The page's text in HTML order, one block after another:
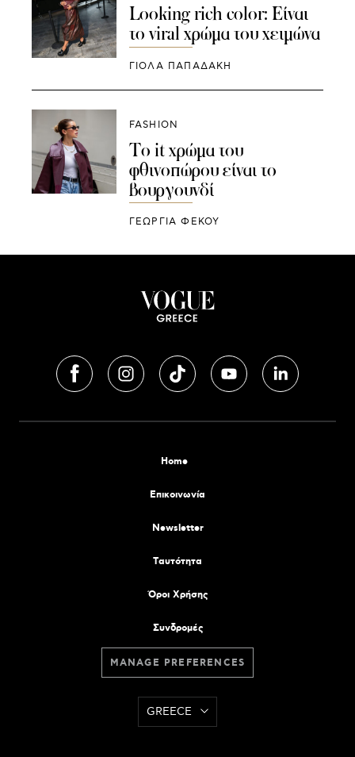
Looking rich color: Είναι
το viral χρώμα του χειμώνα
ΓΙΌΛΑ ΠΑΠΑΔΆΚΗ
FASHION
Το it χρώμα του
φθινοπώρου είναι το
βουργουνδί
ΓΕΩΡΓΙΑ ΦΕΚΟΥ
Home
Επικοινωνία
Newsletter
Tαυτότητα
Όροι Χρήσης
Συνδρομές
MANAGE PREFERENCES
GREECE